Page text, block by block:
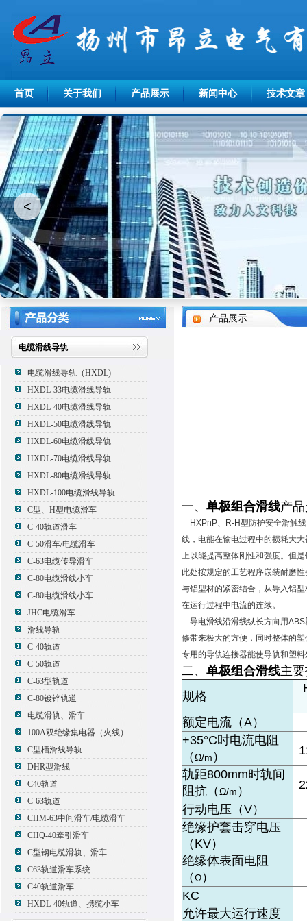
首页 关于我们 产品展示 新闻中心 技术文章
<
电缆滑线导轨
电缆滑线导轨（HXDL)
HXDL-33电缆滑线导轨
HXDL-40电缆滑线导轨
HXDL-50电缆滑线导轨
HXDL-60电缆滑线导轨
HXDL-70电缆滑线导轨
HXDL-80电缆滑线导轨
HXDL-100电缆滑线导轨
C型、H型电缆滑车
C-40轨道滑车
C-50滑车/电缆滑车
C-63电缆传导滑车
C-80电缆滑线小车
C-80电缆滑线小车
JHC电缆滑车
滑线导轨
C-40轨道
C-50轨道
C-63型轨道
C-80镀锌轨道
电缆滑轨、滑车
100A双绝缘集电器（火线）
C型槽滑线导轨
DHR型滑线
C40轨道
C-63轨道
CHM-63中间滑车/电缆滑车
CHQ-40牵引滑车
C型钢电缆滑轨、滑车
C63轨道滑车系统
C40轨道滑车
HXDL-40轨道、携缆小车
产品展示
一、 单极组合滑线产
HXPnP、R-H型防护安全滑触
线，电能在输电过程中的损耗大
上以能提高整体刚性和强度。但
此处按规定的工艺程序嵌装耐磨
与铝型材的紧密结合，从导入铝
在运行过程中电流的连续。
导电滑线沿滑线纵长方向用ABS
修带来极大的方便，同时整体的
专用的导轨连接器能使导轨和塑
二、 单极组合滑线主
规格
额定电流（A）
+35°C时电流电阻
（Ω/m ）
轨距800mm时轨间
阻抗（Ω/m ）
行动电压（V）
绝缘护套击穿电压
（KV）
绝缘体表面电阻
（Ω）
KC
允许最大运行速度